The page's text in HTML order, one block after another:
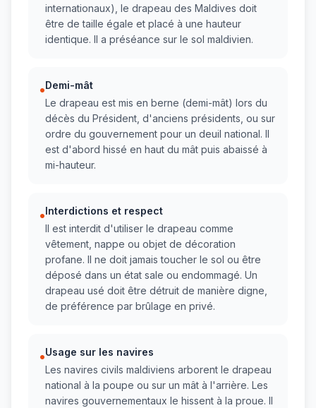
internationaux), le drapeau des Maldives doit
être de taille égale et placé à une hauteur
identique. Il a préséance sur le sol maldivien.
•Demi-mât
Le drapeau est mis en berne (demi-mât) lors du
décès du Président, d'anciens présidents, ou sur
ordre du gouvernement pour un deuil national. Il
est d'abord hissé en haut du mât puis abaissé à
mi-hauteur.
•Interdictions et respect
Il est interdit d'utiliser le drapeau comme
vêtement, nappe ou objet de décoration
profane. Il ne doit jamais toucher le sol ou être
déposé dans un état sale ou endommagé. Un
drapeau usé doit être détruit de manière digne,
de préférence par brûlage en privé.
•Usage sur les navires
Les navires civils maldiviens arborent le drapeau
national à la poupe ou sur un mât à l'arrière. Les
navires gouvernementaux le hissent à la proue. Il